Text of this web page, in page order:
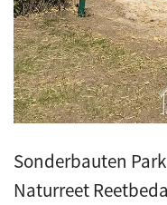
Sonderbauten
Naturreet